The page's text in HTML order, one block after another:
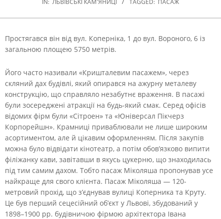
IN: ЛЬВІВСЬКІ КАМ'ЯНИЦІ TAGGED: ПАСАЖ
Простягався він від вул. Коперніка, 1 до вул. Вороного, 6 із
загальною площею 5750 метрів.
Його часто називали «Кришталевим пасажем», через
скляний дах будівлі, який опирався на ажурну металеву
конструкцію, що справляло незабутнє враження. В пасажі
були зосереджені атракції на будь-який смак. Серед офісів
відомих фірм були «Сітроен» та «Юніверсал Пікчерз
Корпорейшн». Крамниці приваблювали не лише широким
асортиментом, але й цікавим оформленням. Після закупів
можна було відвідати кінотеатр, а потім обов’язково випити
філіжанку кави, завітавши в якусь цукерню, що знаходилась
під тим самим дахом. Тобто пасаж Міколяша пропонував усе
найкраще для свого клієнта. Пасаж Міколяша — 120-
метровий прохід, що з’єднував вулиці Коперника та Круту.
Це був перший сецесійний об’єкт у Львові, збудований у
1898–1900 рр. будівничою фірмою архітектора Івана